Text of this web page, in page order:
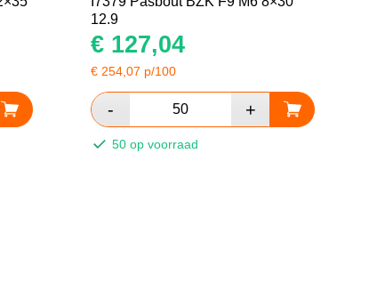
12.9
€127,04
€ 254,07 p/100
50 op voorraad